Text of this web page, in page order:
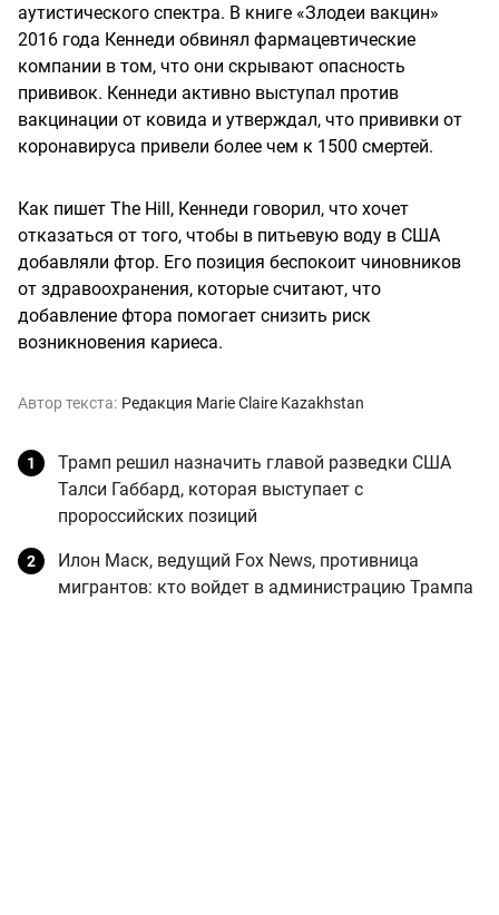
аутистического спектра. В книге «Злодеи вакцин»
2016 года Кеннеди обвинял фармацевтические
компании в том, что они скрывают опасность
прививок. Кеннеди активно выступал против
вакцинации от ковида и утверждал, что прививки от
коронавируса привели более чем к 1500 смертей.
Как пишет The Hill, Кеннеди говорил, что хочет
отказаться от того, чтобы в питьевую воду в США
добавляли фтор. Его позиция беспокоит чиновников
от здравоохранения, которые считают, что
добавление фтора помогает снизить риск
возникновения кариеса.
Автор текста: Редакция Marie Claire Kazakhstan
Трамп решил назначить главой разведки США
Талси Габбард, которая выступает с
пророссийских позиций
Илон Маск, ведущий Fox News, противница
мигрантов: кто войдет в администрацию Трампа